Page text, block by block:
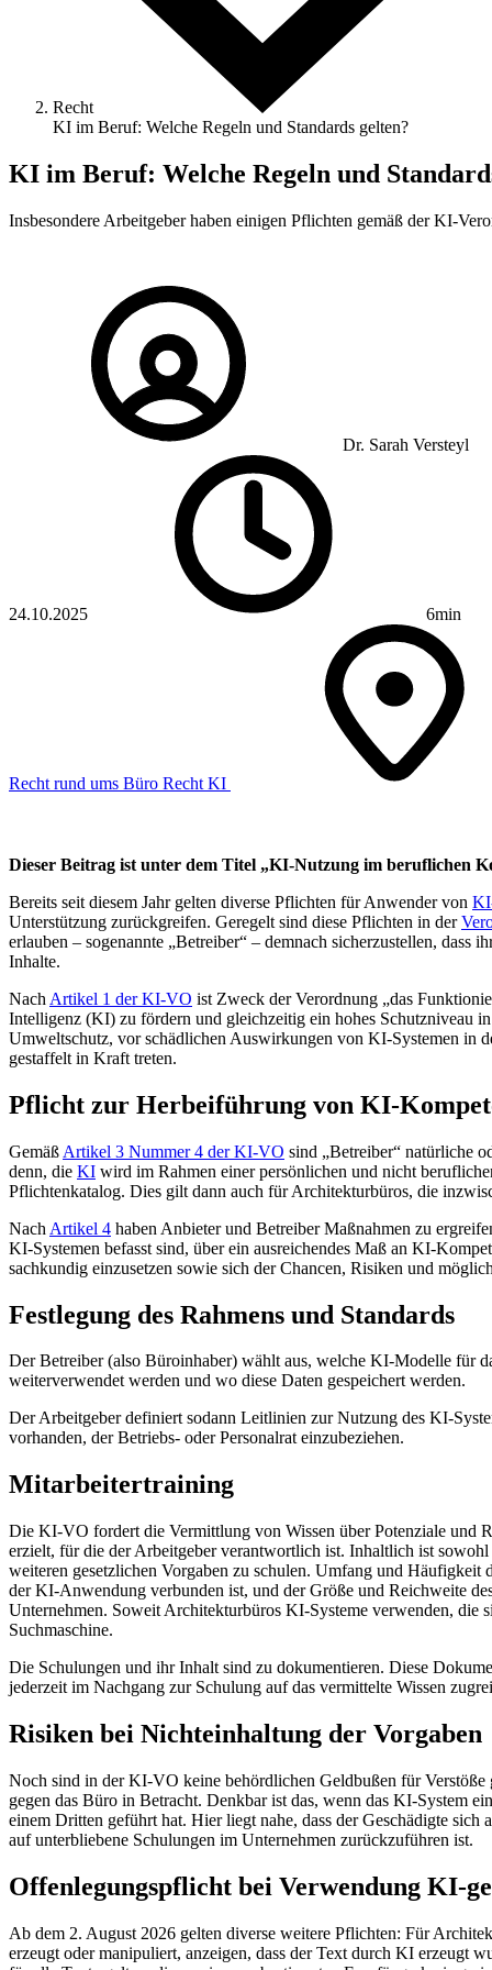
Recht
KI im Beruf: Welche Regeln und Standards gelten?
KI im Beruf: Welche Regeln und
Insbesondere Arbeitgeber haben einigen Pflichten gemäß der KI-
Dr. Sarah Versteyl
24.10.2025 6min
Recht rund ums Büro Recht KI
Dieser Beitrag ist unter dem Titel „KI-Nutzung im beruflichen
Bereits seit diesem Jahr gelten diverse Pflichten für Anwender von
Unterstützung zurückgreifen. Geregelt sind diese Pflichten in der
erlauben – sogenannte „Betreiber“ – demnach sicherzustellen,
Inhalte.
Nach Artikel 1 der KI-VO ist Zweck der Verordnung „das
Intelligenz (KI) zu fördern und gleichzeitig ein hohes Schutzniveau
Umweltschutz, vor schädlichen Auswirkungen von KI-Systemen in
gestaffelt in Kraft treten.
Pflicht zur Herbeiführung von KI-
Gemäß Artikel 3 Nummer 4 der KI-VO sind „Betreiber“ natürliche
denn, die KI wird im Rahmen einer persönlichen und nicht
Pflichtenkatalog. Dies gilt dann auch für Architekturbüros, die
Nach Artikel 4 haben Anbieter und Betreiber Maßnahmen zu
KI-Systemen befasst sind, über ein ausreichendes Maß an KI-
sachkundig einzusetzen sowie sich der Chancen, Risiken und
Festlegung des Rahmens und Standards
Der Betreiber (also Büroinhaber) wählt aus, welche KI-Modelle für
weiterverwendet werden und wo diese Daten gespeichert werden.
Der Arbeitgeber definiert sodann Leitlinien zur Nutzung des KI-
vorhanden, der Betriebs- oder Personalrat einzubeziehen.
Mitarbeitertraining
Die KI-VO fordert die Vermittlung von Wissen über Potenziale und
erzielt, für die der Arbeitgeber verantwortlich ist. Inhaltlich ist
weiteren gesetzlichen Vorgaben zu schulen. Umfang und
der KI-Anwendung verbunden ist, und der Größe und Reichweite
Unternehmen. Soweit Architekturbüros KI-Systeme verwenden, die
Suchmaschine.
Die Schulungen und ihr Inhalt sind zu dokumentieren. Diese
jederzeit im Nachgang zur Schulung auf das vermittelte Wissen
Risiken bei Nichteinhaltung der Vorgaben
Noch sind in der KI-VO keine behördlichen Geldbußen für Verstöße
gegen das Büro in Betracht. Denkbar ist das, wenn das KI-System
einem Dritten geführt hat. Hier liegt nahe, dass der Geschädigte sich
auf unterbliebene Schulungen im Unternehmen zurückzuführen ist.
Offenlegungspflicht bei Verwendung KI-
Ab dem 2. August 2026 gelten diverse weitere Pflichten: Für
erzeugt oder manipuliert, anzeigen, dass der Text durch KI erzeugt